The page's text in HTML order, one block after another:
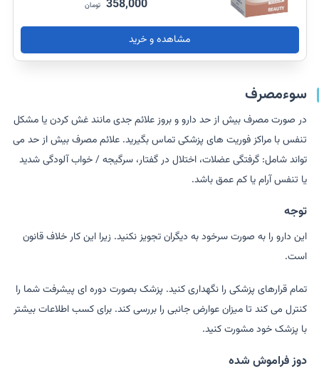
358,000 تومان
مشاهده و خرید
سوءمصرف
در صورت مصرف بیش از حد دارو و بروز علائم جدی مانند غش کردن یا مشکل
تنفس با مراکز فوریت های پزشکی تماس بگیرید. علائم مصرف بیش از حد می
تواند شامل: گرفتگی عضلات، اختلال در گفتار، سرگیجه / خواب آلودگی شدید
یا تنفس آرام یا کم عمق باشد.
توجه
این دارو را به صورت سرخود به دیگران تجویز نکنید. زیرا این کار خلاف قانون
است.
تمام قرارهای پزشکی را نگهداری کنید. پزشک بصورت دوره ای پیشرفت شما را
کنترل می کند تا میزان عوارض جانبی را بررسی کند. برای کسب اطلاعات بیشتر
با پزشک خود مشورت کنید.
دوز فراموش شده